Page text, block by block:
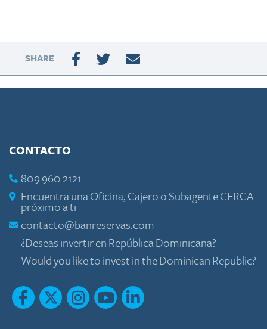
SHARE
CONTACTO
809 960 2121
Encuentra una Oficina, Cajero o Subagente CERCA
próximo a ti
contacto@banreservas.com
¿Deseas invertir en República Dominicana?
Would you like to invest in the Dominican Republic?